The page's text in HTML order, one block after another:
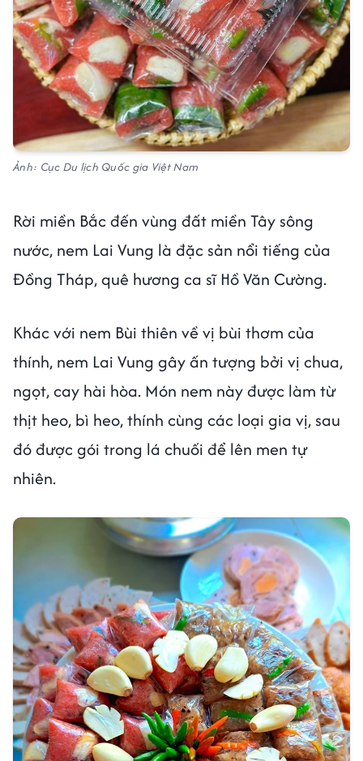
Ảnh: Cục Du lịch Quốc gia Việt Nam
Rời miền Bắc đến vùng đất miền Tây sông
nước, nem Lai Vung là đặc sản nổi tiếng của
Đồng Tháp, quê hương ca sĩ Hồ Văn Cường.
Khác với nem Bùi thiên về vị bùi thơm của
thính, nem Lai Vung gây ấn tượng bởi vị chua,
ngọt, cay hài hòa. Món nem này được làm từ
thịt heo, bì heo, thính cùng các loại gia vị, sau
đó được gói trong lá chuối để lên men tự
nhiên.